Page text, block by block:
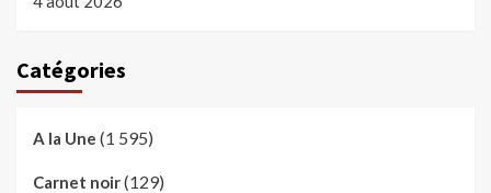
Catégories
A la Une (1 595)
Carnet noir(129)